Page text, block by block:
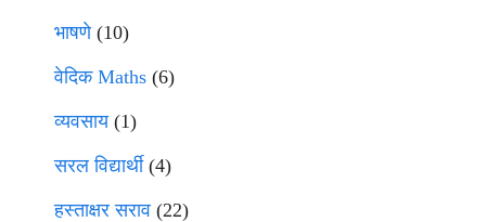
भाषणे(10)
वेदिक Maths (6)
व्यवसाय(1)
सरल विद्यार्थी(4)
हस्ताक्षर सराव (22)